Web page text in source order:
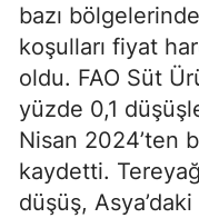
bazı
koşulları fiyat
oldu. FAO Süt
yüzde 0,1
Nisan 2024’ten
kaydetti.
düşüş,